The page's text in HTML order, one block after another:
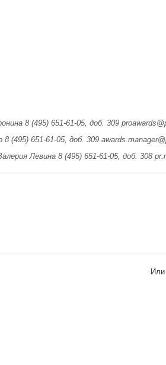
8 (495) 651-61-05, доб. 309
(495) 651-61-05, доб. 309
Левина 8 (495) 651-61-05, доб. 308
Или